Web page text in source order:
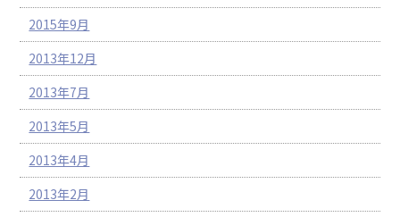
2015年9月
2013年12月
2013年7月
2013年5月
2013年4月
2013年2月